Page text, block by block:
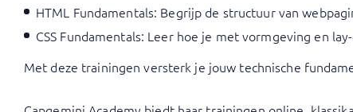
HTML Fundamentals: Begrijp de structuur van
CSS Fundamentals: Leer hoe je met vormgeving en
Met deze trainingen versterk je jouw technische